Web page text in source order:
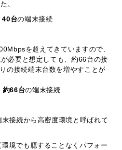
。
40台の端末接続
を超えてきていますので、
必要と想定しても、約66台の接
の接続端末台数を増やすことが
約66台の端末接続
接続から高密度環境と呼ばれて
境でも臆することなくパフォー